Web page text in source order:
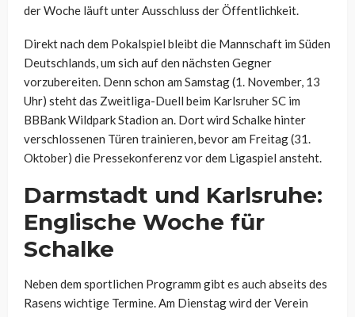
der Woche läuft unter Ausschluss der Öffentlichkeit.
Direkt nach dem Pokalspiel bleibt die Mannschaft im Süden
Deutschlands, um sich auf den nächsten Gegner
vorzubereiten. Denn schon am Samstag (1. November, 13
Uhr) steht das Zweitliga-Duell beim Karlsruher SC im
BBBank Wildpark Stadion an. Dort wird Schalke hinter
verschlossenen Türen trainieren, bevor am Freitag (31.
Oktober) die Pressekonferenz vor dem Ligaspiel ansteht.
Darmstadt und Karlsruhe:
Englische Woche für
Schalke
Neben dem sportlichen Programm gibt es auch abseits des
Rasens wichtige Termine. Am Dienstag wird der Verein